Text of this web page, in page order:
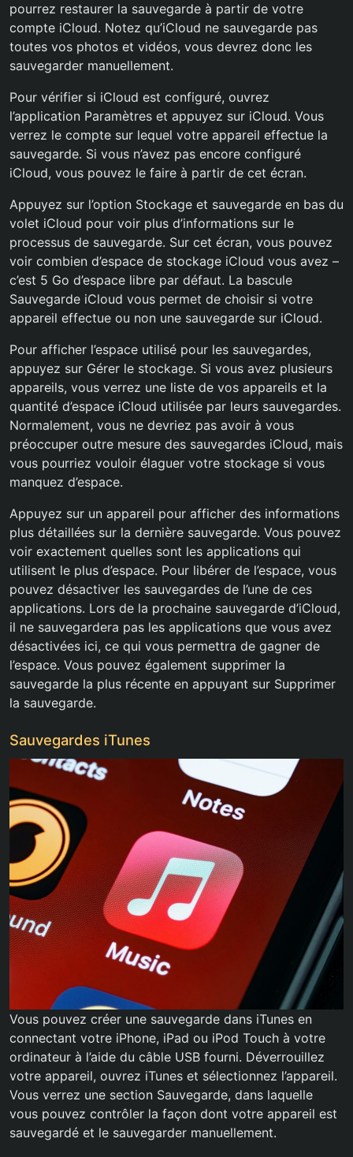
pourrez restaurer la sauvegarde à partir de votre
compte iCloud. Notez qu’iCloud ne sauvegarde pas
toutes vos photos et vidéos, vous devrez donc les
sauvegarder manuellement.
Pour vérifier si iCloud est configuré, ouvrez
l’application Paramètres et appuyez sur iCloud. Vous
verrez le compte sur lequel votre appareil effectue la
sauvegarde. Si vous n’avez pas encore configuré
iCloud, vous pouvez le faire à partir de cet écran.
Appuyez sur l’option Stockage et sauvegarde en bas du
volet iCloud pour voir plus d’informations sur le
processus de sauvegarde. Sur cet écran, vous pouvez
voir combien d’espace de stockage iCloud vous avez –
c’est 5 Go d’espace libre par défaut. La bascule
Sauvegarde iCloud vous permet de choisir si votre
appareil effectue ou non une sauvegarde sur iCloud.
Pour afficher l’espace utilisé pour les sauvegardes,
appuyez sur Gérer le stockage. Si vous avez plusieurs
appareils, vous verrez une liste de vos appareils et la
quantité d’espace iCloud utilisée par leurs sauvegardes.
Normalement, vous ne devriez pas avoir à vous
préoccuper outre mesure des sauvegardes iCloud, mais
vous pourriez vouloir élaguer votre stockage si vous
manquez d’espace.
Appuyez sur un appareil pour afficher des informations
plus détaillées sur la dernière sauvegarde. Vous pouvez
voir exactement quelles sont les applications qui
utilisent le plus d’espace. Pour libérer de l’espace, vous
pouvez désactiver les sauvegardes de l’une de ces
applications. Lors de la prochaine sauvegarde d’iCloud,
il ne sauvegardera pas les applications que vous avez
désactivées ici, ce qui vous permettra de gagner de
l’espace. Vous pouvez également supprimer la
sauvegarde la plus récente en appuyant sur Supprimer
la sauvegarde.
Sauvegardes iTunes
Vous pouvez créer une sauvegarde dans iTunes en
connectant votre iPhone, iPad ou iPod Touch à votre
ordinateur à l’aide du câble USB fourni. Déverrouillez
votre appareil, ouvrez iTunes et sélectionnez l’appareil.
Vous verrez une section Sauvegarde, dans laquelle
vous pouvez contrôler la façon dont votre appareil est
sauvegardé et le sauvegarder manuellement.